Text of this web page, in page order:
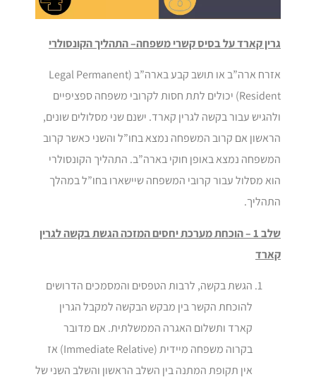
גרין קארד על בסיס קשרי משפחה–התהליך הקונסולרי
אזרח ארה”ב או תושב קבע בארה”ב (Legal Permanent
Resident) יכולים לתת חסות לקרובי משפחה ספציפיים
ולהגיש עבור בקשה לגרין קארד. ישנם שני מסלולים שונים,
הראשון אם קרוב המשפחה נמצא בחו”ל והשני כאשר קרוב
המשפחה נמצא באופן חוקי בארה”ב. התהליך הקונסולרי
הוא מסלול עבור קרובי המשפחה שיישארו בחו”ל במהלך
התהליך.
שלב 1 – הוכחת מערכת יחסים המזכה הגשת בקשה לגרין
קארד
הגשת בקשה, לרבות הטפסים והמסמכים הדרושים
להוכחת הקשר בין מבקש הבקשה למקבל הגרין
קארד ותשלום האגרה הממשלתית. אם מדובר
בקרוה משפחה מיידית (Immediate Relative) אז
אין תקופת המתנה בין השלב הראשון והשלב השני של